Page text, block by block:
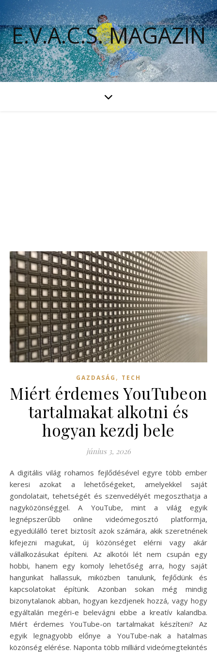
E.V.A.C.S. MAGAZIN
GAZDASÁG , TECH
Miért érdemes YouTubeon
tartalmakat alkotni és
hogyan kezdj bele
június 3, 2026
A digitális világ rohamos fejlődésével egyre több ember
keresi azokat a lehetőségeket, amelyekkel saját
gondolatait, tehetségét és szenvedélyét megoszthatja a
nagyközönséggel. A YouTube, mint a világ egyik
legnépszerűbb online videómegosztó platformja,
egyedülálló teret biztosít azok számára, akik szeretnének
kifejezni magukat, új közönséget elérni vagy akár
vállalkozásukat építeni. Az alkotói lét nem csupán egy
hobbi, hanem egy komoly lehetőség arra, hogy saját
hangunkat hallassuk, miközben tanulunk, fejlődünk és
kapcsolatokat építünk. Azonban sokan még mindig
bizonytalanok abban, hogyan kezdjenek hozzá, vagy hogy
egyáltalán megéri-e belevágni ebbe a kreatív kalandba.
Miért érdemes YouTube-on tartalmakat készíteni? Az
egyik legnagyobb előnye a YouTube-nak a hatalmas
közönség elérése. Naponta több milliárd videómegtekintés